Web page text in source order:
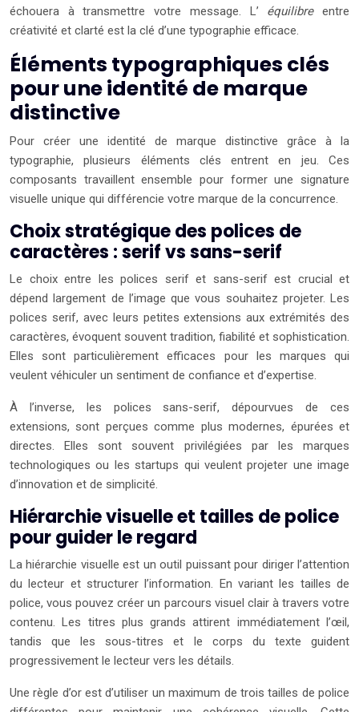
échouera à transmettre votre message. L’ équilibreentre
créativité et clarté est la clé d’une typographie efficace.
Éléments typographiques clés
pour une identité de marque
distinctive
Pour créer une identité de marque distinctive grâce à la
typographie, plusieurs éléments clés entrent en jeu. Ces
composants travaillent ensemble pour former une signature
visuelle unique qui différencie votre marque de la concurrence.
Choix stratégique des polices de
caractères : serif vs sans-serif
Le choix entre les polices serif et sans-serif est crucial et
dépend largement de l’image que vous souhaitez projeter. Les
polices serif, avec leurs petites extensions aux extrémités des
caractères, évoquent souvent tradition, fiabilité et sophistication.
Elles sont particulièrement efficaces pour les marques qui
veulent véhiculer un sentiment de confiance et d’expertise.
À l’inverse, les polices sans-serif, dépourvues de ces
extensions, sont perçues comme plus modernes, épurées et
directes. Elles sont souvent privilégiées par les marques
technologiques ou les startups qui veulent projeter une image
d’innovation et de simplicité.
Hiérarchie visuelle et tailles de police
pour guider le regard
La hiérarchie visuelle est un outil puissant pour diriger l’attention
du lecteur et structurer l’information. En variant les tailles de
police, vous pouvez créer un parcours visuel clair à travers votre
contenu. Les titres plus grands attirent immédiatement l’œil,
tandis que les sous-titres et le corps du texte guident
progressivement le lecteur vers les détails.
Une règle d’or est d’utiliser un maximum de trois tailles de police